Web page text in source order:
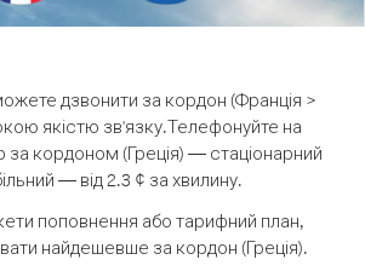
дзвонити за кордон (Франція >
якістю зв'язку.Телефонуйте на
за кордоном (Греція) — стаціонарний
— від 2.3 ¢ за хвилину.
поповнення або тарифний план,
найдешевше за кордон (Греція).